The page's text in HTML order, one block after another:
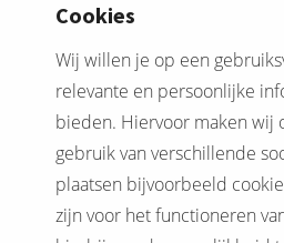
Cookies
Wij willen je op een
relevante en persoonlijke
bieden. Hiervoor maken wij
gebruik van verschillende
plaatsen bijvoorbeeld
zijn voor het functioneren